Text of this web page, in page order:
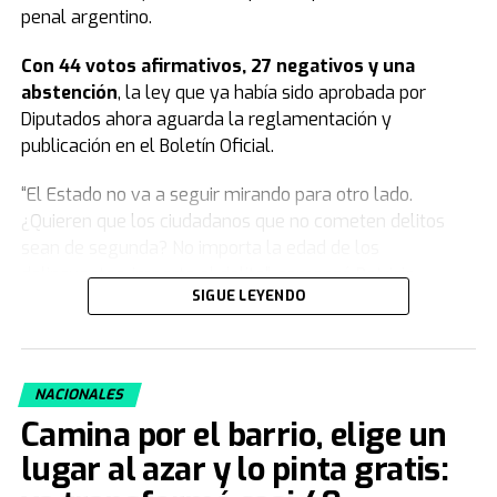
penal argentino.
Con 44 votos afirmativos, 27 negativos y una
abstención, la ley que ya había sido aprobada por
Diputados ahora aguarda la reglamentación y
publicación en el Boletín Oficial.
“El Estado no va a seguir mirando para otro lado.
¿Quieren que los ciudadanos que no cometen delitos
delincuentes, importa el delito”, comenzó Patricia
Y agregó: “Este modelo se agotó, nosotros venimos a
que deja de poner en la indefensión total a las familias
que enterraban a sus hijos. Cuando el delito no tiene
consecuencias, la ley pierde autoridad, y eso es lo que
pasaba antes”.
SIGUE LEYENDO
NACIONALES
Camina por el barrio, elige un
lugar al azar y lo pinta gratis: